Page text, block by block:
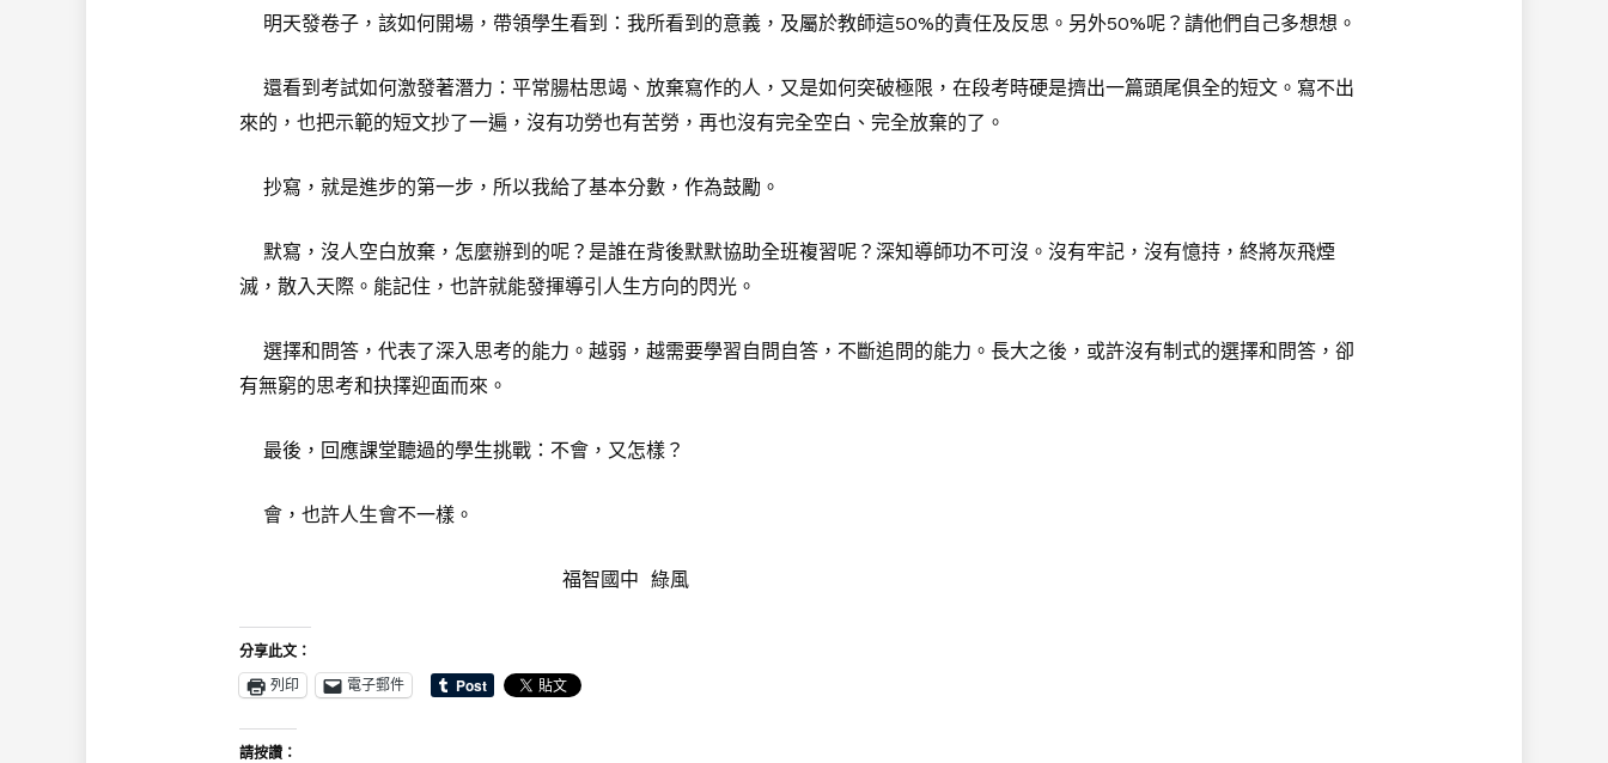
明天發卷子，該如何開場，帶領學生看到：我所看到的意義，及屬於教師這50%的責任及反思。另外50%呢？請他們自己多想想。
還看到考試如何激發著潛力：平常腸枯思竭、放棄寫作的人，又是如何突破極限，在段考時硬是擠出一篇頭尾俱全的短文。寫不出
來的，也把示範的短文抄了一遍，沒有功勞也有苦勞，再也沒有完全空白、完全放棄的了。
抄寫，就是進步的第一步，所以我給了基本分數，作為鼓勵。
默寫，沒人空白放棄，怎麼辦到的呢？是誰在背後默默協助全班複習呢？深知導師功不可沒。沒有牢記，沒有憶持，終將灰飛煙
滅，散入天際。能記住，也許就能發揮導引人生方向的閃光。
選擇和問答，代表了深入思考的能力。越弱，越需要學習自問自答，不斷追問的能力。長大之後，或許沒有制式的選擇和問答，卻
有無窮的思考和抉擇迎面而來。
最後，回應課堂聽過的學生挑戰：不會，又怎樣？
會，也許人生會不一樣。
福智國中 綠風
分享此文：
列印
電子郵件
請按讚：